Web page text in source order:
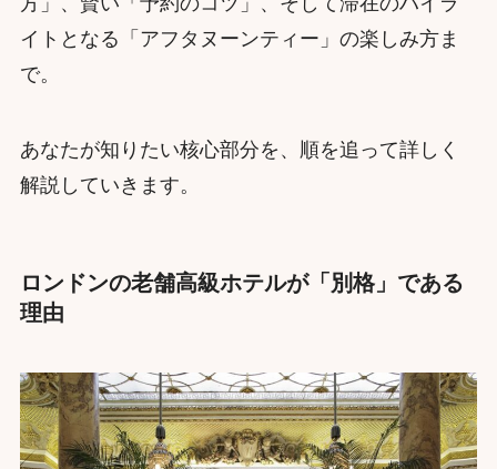
イトとなる「アフタヌーンティー」の楽しみ方ま
で。
あなたが知りたい核心部分を、順を追って詳しく
解説していきます。
ロンドンの老舗高級ホテルが「別格」である
理由